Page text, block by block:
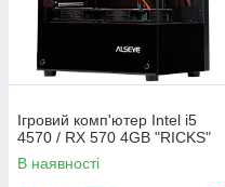
Ігровий комп'ютер Intel i5
4570 / RX 570 4GB "RICKS"
В наявності